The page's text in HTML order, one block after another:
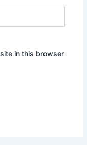
in this browser